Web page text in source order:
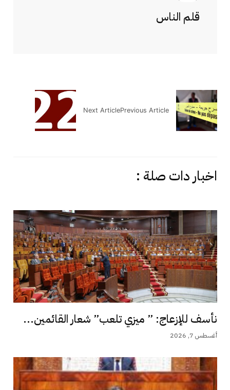
قلم الناس
Previous Article
Next Article
اخبار دات صلة :
نأسف للإزعاج: ” ميزي تلعب” شعار القائمين...
أغسطس 7, 2026